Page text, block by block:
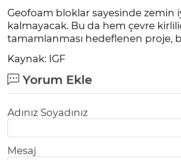
Geofoam bloklar sayesinde zemin
kalmayacak. Bu da hem çevre
tamamlanması hedeflenen proje,
Kaynak: IGF
Yorum Ekle
Adınız Soyadınız
Mesaj